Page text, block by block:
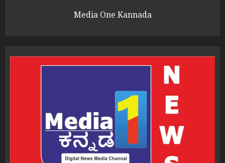
Media One Kannada